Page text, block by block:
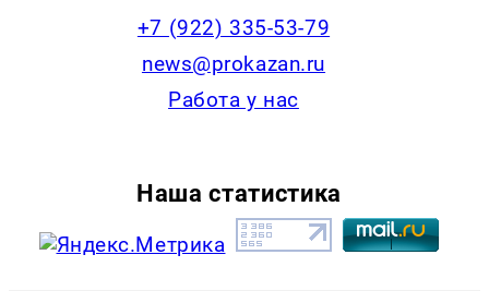
+7 (922) 335-53-79
news@prokazan.ru
Работа у нас
Наша статистика